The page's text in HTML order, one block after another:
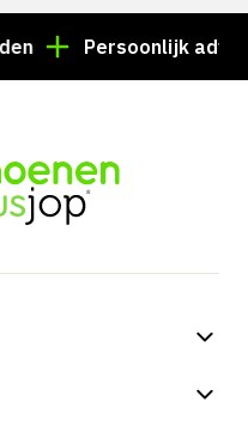
Persoonlijk advies?